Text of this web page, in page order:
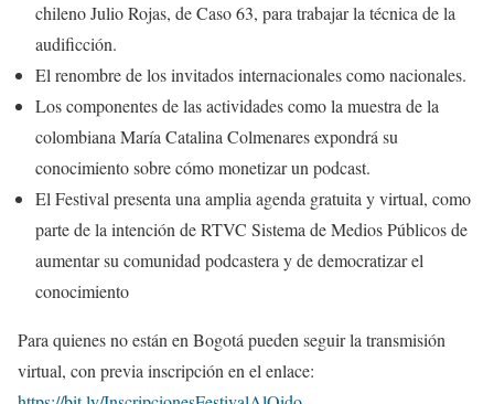
chileno Julio Rojas, de Caso 63, para trabajar la técnica de la
audificción.
El renombre de los invitados internacionales como nacionales.
Los componentes de las actividades como la muestra de la
colombiana María Catalina Colmenares expondrá su
conocimiento sobre cómo monetizar un podcast.
El Festival presenta una amplia agenda gratuita y virtual, como
parte de la intención de RTVC Sistema de Medios Públicos de
aumentar su comunidad podcastera y de democratizar el
conocimiento
Para quienes no están en Bogotá pueden seguir la transmisión
virtual, con previa inscripción en el enlace: